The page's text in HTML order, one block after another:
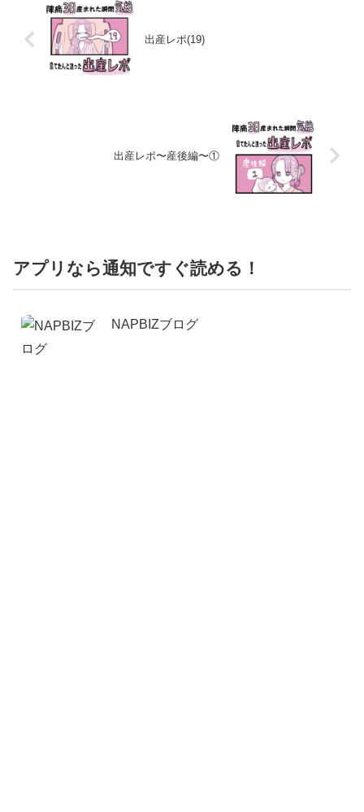
出産レポ(19)
出産レポ〜産後編〜①
アプリなら通知ですぐ読める！
NAPBIZブログ